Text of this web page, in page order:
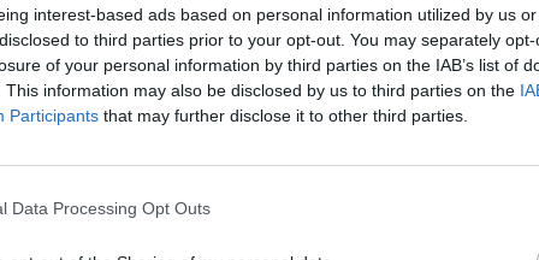
interest-based ads based on personal information utilized by us
to third parties prior to your opt-out. You may separately
of your personal information by third parties on the IAB’s list of
This information may also be disclosed by us to third parties on the
Participants that may further disclose it to other third parties.
Data Processing Opt Outs
punctelor, voturi pe țări,
site-ul oficial al evenimentului:
juriul. Ea a intrat pe scenă penultima (a 24-a